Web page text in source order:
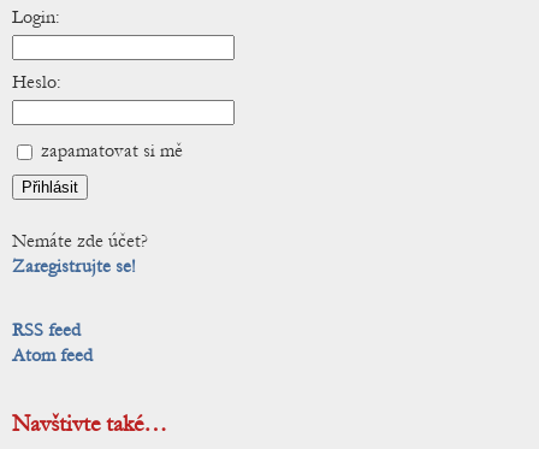
Login:
Heslo:
zapamatovat si mě
Nemáte zde účet?
Zaregistrujte se!
RSS feed
Atom feed
Navštivte také…